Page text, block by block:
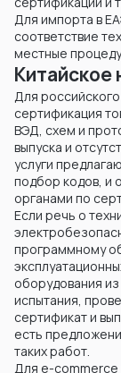
Для импорта в
соответствие
местные
Китайское
Для
сертификация
ВЭД, схем и
выпуска и
услуги
подбор кодов, и
органами по
Если речь о
программному
оборудования
испытания,
сертификат и
есть
таких работ.
Для e-commerce